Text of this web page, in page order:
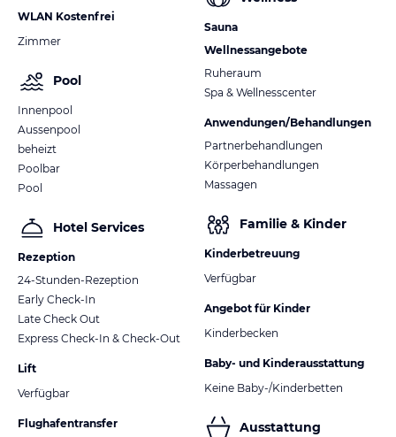
WLAN Kostenfrei
Zimmer
Pool
Innenpool
Aussenpool
beheizt
Poolbar
Pool
Hotel Services
Rezeption
24-Stunden-Rezeption
Early Check-In
Late Check Out
Express Check-In & Check-Out
Lift
Verfügbar
Flughafentransfer
Sauna
Wellnessangebote
Ruheraum
Spa & Wellnesscenter
Anwendungen/Behandlungen
Partnerbehandlungen
Körperbehandlungen
Massagen
Familie & Kinder
Kinderbetreuung
Verfügbar
Angebot für Kinder
Kinderbecken
Baby- und Kinderausstattung
Keine Baby-/Kinderbetten
Ausstattung